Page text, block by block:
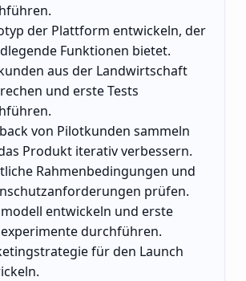
der Plattform entwickeln, der
Funktionen bietet.
aus der Landwirtschaft
und erste Tests
von Pilotkunden sammeln
Produkt iterativ verbessern.
Rahmenbedingungen und
prüfen.
entwickeln und erste
durchführen.
für den Launch